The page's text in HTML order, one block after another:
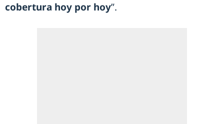
cobertura hoy por hoy”.